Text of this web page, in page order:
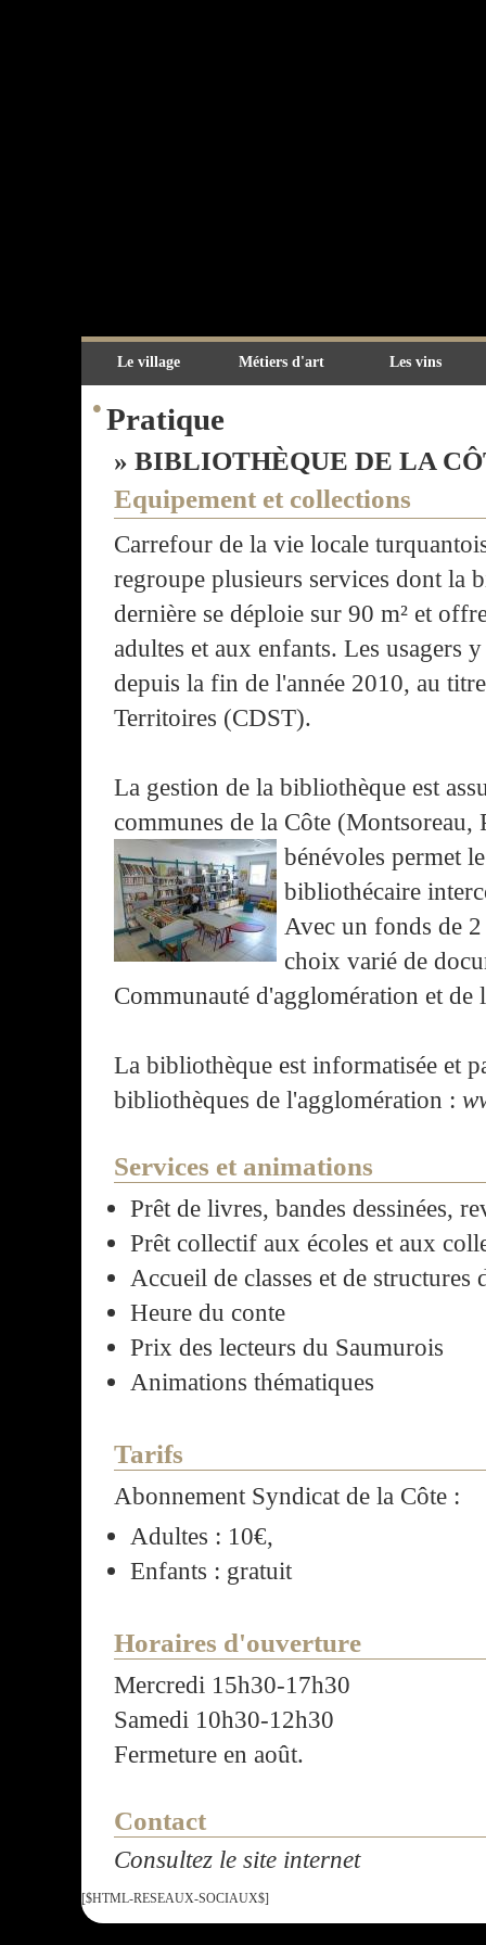
Le village Métiers d'art Les vins
•Pratique
» BIBLIOTHÈQUE DE LA
Equipement et collections
Carrefour de la vie locale
regroupe plusieurs services dont la
dernière se déploie sur 90 m² et
adultes et aux enfants. Les usagers
depuis la fin de l'année 2010, au
Territoires (CDST).
La gestion de la bibliothèque est
communes de la Côte
bénévoles permet
bibliothécaire
Avec un fonds de
choix varié de
Communauté d'agglomération et
La bibliothèque est informatisée et
bibliothèques de l'agglomération :
Services et animations
Prêt de livres, bandes dessinées,
Prêt collectif aux écoles et aux
Accueil de classes et de structures
Heure du conte
Prix des lecteurs du Saumurois
Animations thématiques
Tarifs
Abonnement Syndicat de la Côte :
Adultes : 10€,
Enfants : gratuit
Horaires d'ouverture
Mercredi 15h30-17h30
Samedi 10h30-12h30
Fermeture en août.
Contact
Consultez le site internet
[$HTML-RESEAUX-SOCIAUX$]